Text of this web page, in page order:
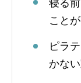
寝る
こと
ピラ
かな